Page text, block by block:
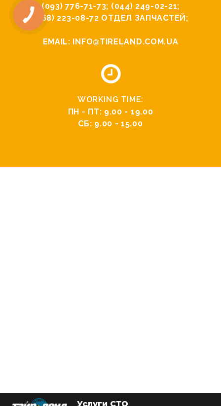
(093) 776-71-73; (044) 249-02-21;
(068) 223-08-72 ОТДЕЛ ЗАПЧАСТЕЙ;
EMAIL: INFO@TIRELAND.COM.UA
WORKING TIME:
ПН - ПТ: 9.00 - 19.00
СБ: 9.00 - 15.00
Услуги СТО